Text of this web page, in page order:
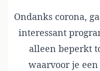
Ondanks corona,
interessant
alleen beperkt
waarvoor je